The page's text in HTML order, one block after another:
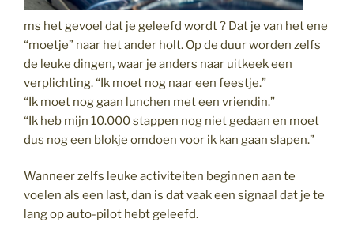
ms het gevoel dat je geleefd wordt ? Dat je van het ene
“moetje” naar het ander holt. Op de duur worden zelfs
de leuke dingen, waar je anders naar uitkeek een
verplichting. “Ik moet nog naar een feestje.”
“Ik moet nog gaan lunchen met een vriendin.”
“Ik heb mijn 10.000 stappen nog niet gedaan en moet
dus nog een blokje omdoen voor ik kan gaan slapen.”
Wanneer zelfs leuke activiteiten beginnen aan te
voelen als een last, dan is dat vaak een signaal dat je te
lang op auto-pilot hebt geleefd.